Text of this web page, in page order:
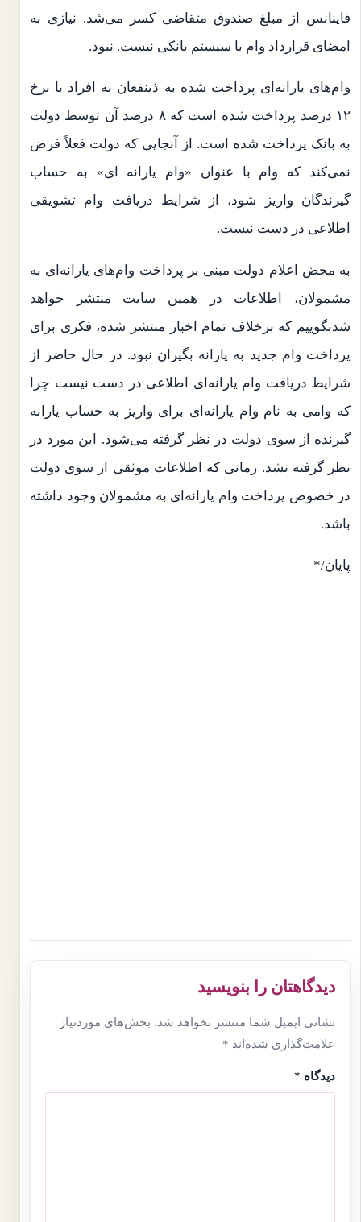
فاینانس از مبلغ صندوق متقاضی کسر می‌شد. نیازی به
امضای قرارداد وام با سیستم بانکی نیست. نبود.
وام‌های یارانه‌ای پرداخت شده به ذینفعان به افراد با نرخ
۱۲ درصد پرداخت شده است که ۸ درصد آن توسط دولت
به بانک پرداخت شده است. از آنجایی که دولت فعلاً فرض
نمی‌کند که وام با عنوان «وام یارانه ای» به حساب
گیرندگان واریز شود، از شرایط دریافت وام تشویقی
اطلاعی در دست نیست.
به محض اعلام دولت مبنی بر پرداخت وام‌های یارانه‌ای به
مشمولان، اطلاعات در همین سایت منتشر خواهد
شدبگوییم که برخلاف تمام اخبار منتشر شده، فکری برای
پرداخت وام جدید به یارانه بگیران نبود. در حال حاضر از
شرایط دریافت وام یارانه‌ای اطلاعی در دست نیست چرا
که وامی به نام وام یارانه‌ای برای واریز به حساب یارانه
گیرنده از سوی دولت در نظر گرفته می‌شود. این مورد در
نظر گرفته نشد. زمانی که اطلاعات موثقی از سوی دولت
در خصوص پرداخت وام یارانه‌ای به مشمولان وجود داشته
باشد.
پایان/*
دیدگاهتان را بنویسید
نشانی ایمیل شما منتشر نخواهد شد. بخش‌های موردنیاز
علامت‌گذاری شده‌اند *
دیدگاه *